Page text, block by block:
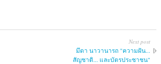
Next post
มึดา นาวานารถ "ความฝัน...
สัญชาติ... และบัตรประชาชน"